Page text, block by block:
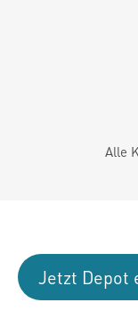
Alle
Jetzt Depot